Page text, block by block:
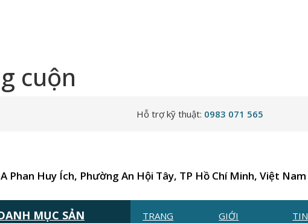
cuộn
Hỗ trợ kỹ thuật: 0983 071 565
Phan Huy Ích, Phường An Hội Tây, TP Hồ Chí Minh, Việt Nam
MỤC SẢN TRANG GIỚI TIN